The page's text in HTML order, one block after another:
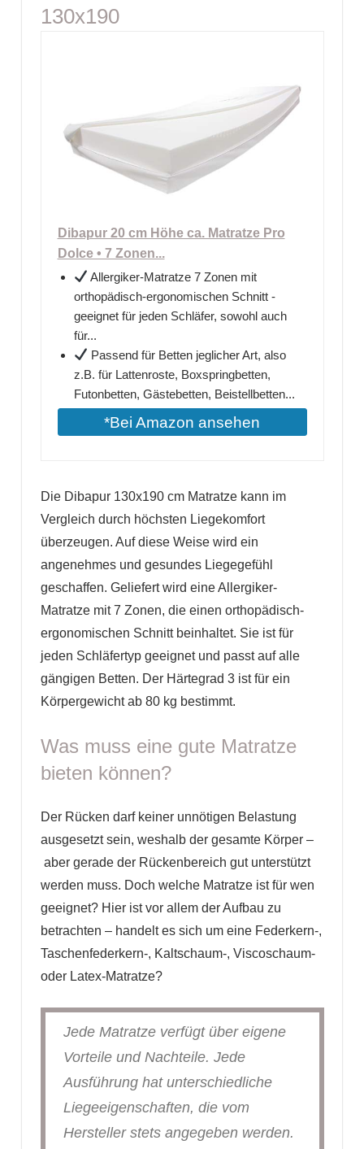
130x190
Dibapur 20 cm Höhe ca. Matratze Pro
Dolce • 7 Zonen...
Allergiker-Matratze 7 Zonen mit
orthopädisch-ergonomischen Schnitt -
geeignet für jeden Schläfer, sowohl auch
für...
Passend für Betten jeglicher Art, also
z.B. für Lattenroste, Boxspringbetten,
Futonbetten, Gästebetten, Beistellbetten...
*Bei Amazon ansehen
Die Dibapur 130x190 cm Matratze kann im
Vergleich durch höchsten Liegekomfort
überzeugen. Auf diese Weise wird ein
angenehmes und gesundes Liegegefühl
geschaffen. Geliefert wird eine Allergiker-
Matratze mit 7 Zonen, die einen orthopädisch-
ergonomischen Schnitt beinhaltet. Sie ist für
jeden Schläfertyp geeignet und passt auf alle
gängigen Betten. Der Härtegrad 3 ist für ein
Körpergewicht ab 80 kg bestimmt.
Was muss eine gute Matratze
bieten können?
Der Rücken darf keiner unnötigen Belastung
ausgesetzt sein, weshalb der gesamte Körper –
aber gerade der Rückenbereich gut unterstützt
werden muss. Doch welche Matratze ist für wen
geeignet? Hier ist vor allem der Aufbau zu
betrachten – handelt es sich um eine Federkern-,
Taschenfederkern-, Kaltschaum-, Viscoschaum-
oder Latex-Matratze?
Jede Matratze verfügt über eigene
Vorteile und Nachteile. Jede
Ausführung hat unterschiedliche
Liegeeigenschaften, die vom
Hersteller stets angegeben werden.